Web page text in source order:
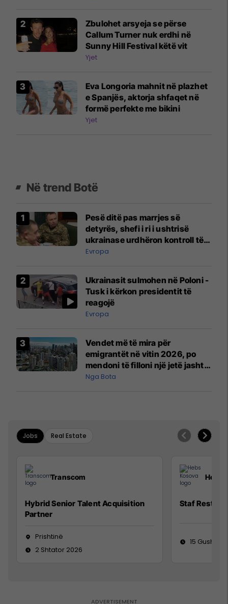
Zbulohet arsyeja se përse
Callum Turner nuk erdhi në
Sunny Hill Festival këtë vit
Yjet
Eva Longoria mahnit në plazhet
e Spanjës, aktorja shfaqet në
formë perfekte me bikini
Yjet
Në trend Botë
Pesë ditë pas marrjes së
detyrës, shefi i ri i ushtrisë
ukrainase urdhëron kontroll të
madh
Evropa
Ukrainasit sulmohen në Poloni -
Tusk i kërkon presidentit të
reagojë
Evropa
Vendet më të mira për
emigrantët në vitin 2026, po
mendoni të filloni një jetë jashtë
vendit?
Nga Bota
Jobs Real Estate
Transcom
Hybrid Senior Talent Acquisition
Partner
Prishtinë
2 Shtator 2026
Hebs
Staf
15 Gusht